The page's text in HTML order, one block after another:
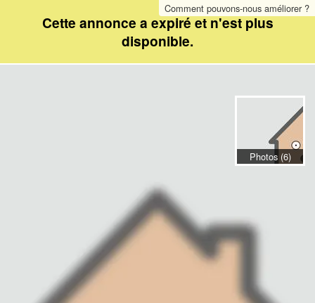
Comment pouvons-nous améliorer ?
Cette annonce a expiré et n'est plus
disponible.